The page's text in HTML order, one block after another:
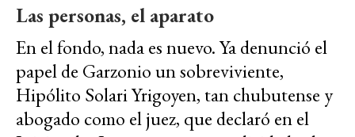
Las personas, el aparato
En el fondo, nada es nuevo. Ya denunció el
papel de Garzonio un sobreviviente,
Hipólito Solari Yrigoyen, tan chubutense y
abogado como el juez, que declaró en el